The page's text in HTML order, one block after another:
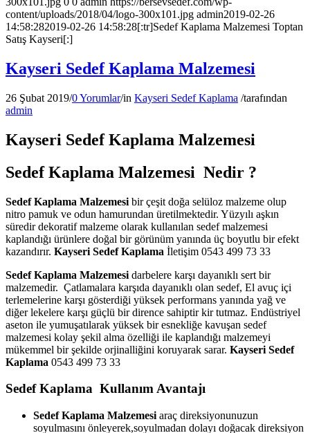
content/uploads/2018/04/logo-300x101.jpg admin2019-02-26
14:58:282019-02-26 14:58:28[:tr]Sedef Kaplama Malzemesi Toptan
Satış Kayseri[:]
Kayseri Sedef Kaplama Malzemesi
26 Şubat 2019/0 Yorumlar/in Kayseri Sedef Kaplama /tarafından
admin
Kayseri Sedef Kaplama Malzemesi
Sedef Kaplama Malzemesi Nedir ?
Sedef Kaplama Malzemesi bir çeşit doğa selüloz malzeme olup
nitro pamuk ve odun hamurundan üretilmektedir. Yüzyılı aşkın
süredir dekoratif malzeme olarak kullanılan sedef malzemesi
kaplandığı ürünlere doğal bir görünüm yanında üç boyutlu bir efekt
kazandırır. Kayseri Sedef Kaplama İletişim 0543 499 73 33
Sedef Kaplama Malzemesi darbelere karşı dayanıklı sert bir
malzemedir. Çatlamalara karşıda dayanıklı olan sedef, El avuç içi
terlemelerine karşı gösterdiği yüksek performans yanında yağ ve
diğer lekelere karşı güçlü bir dirence sahiptir kir tutmaz. Endüstriyel
aseton ile yumuşatılarak yüksek bir esnekliğe kavuşan sedef
malzemesi kolay şekil alma özelliği ile kaplandığı malzemeyi
mükemmel bir şekilde orjinalliğini koruyarak sarar. Kayseri Sedef
Kaplama 0543 499 73 33
Sedef Kaplama Kullanım Avantajı
Sedef Kaplama Malzemesi araç direksiyonunuzun
soyulmasını önleyerek,soyulmadan dolayı doğacak direksiyon